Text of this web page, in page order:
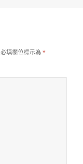
必填欄位標示為*